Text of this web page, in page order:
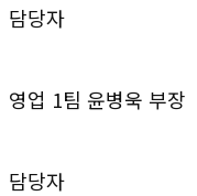
담당자
영업 1팀 윤병욱 부장
담당자